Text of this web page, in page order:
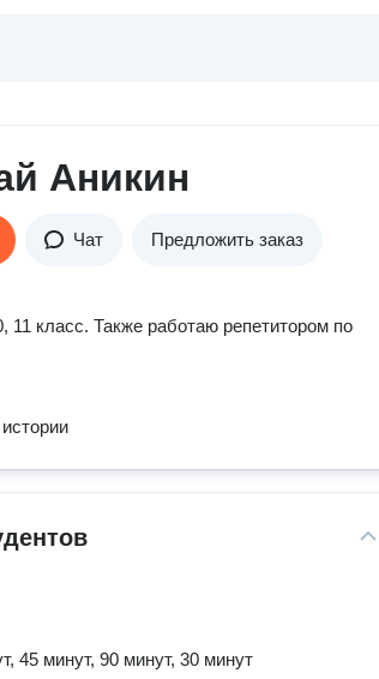
Аникин
Чат Предложить заказ
класс. Также работаю репетитором по
45 минут, 90 минут, 30 минут